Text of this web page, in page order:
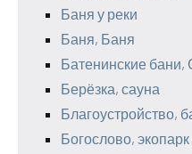
Баня у реки
Баня, Баня
Батенинские бани,
Берёзка, сауна
Благоустройство,
Богослово, экопарк